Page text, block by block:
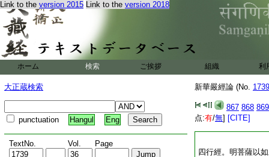
Link to the version 2015 Link to the version 2018
ホーム 検索 ご挨拶 組織 利
大正蔵検索
punctuation Hangul Eng
TextNo. Vol. Page
新華嚴經論 (No.
867 868 869
点:有/無] [CITE]
四行經。明菩薩以